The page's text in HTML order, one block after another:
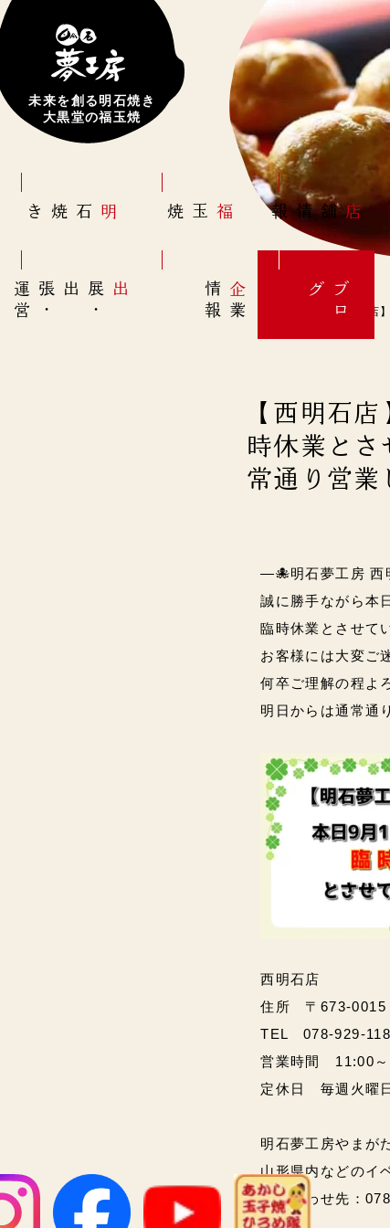
未来を創る明石焼き
大黒堂の福玉焼
明石焼き 福玉焼 店舗情報
出展
・
出張
・
運
営
企
業
情
報
ブ
ロ
グ
【西明石
【西明石
時休業と
常通り営業
―🐙明石夢工房 西
誠に勝手ながら本
臨時休業とさせて
お客様には大変ご
何卒ご理解の程よ
明日からは通常通
西明石店
住所 〒673-0015
TEL 078-929-
営業時間 11:00
定休日 毎週火曜
明石夢工房やまが
山形県内などのイ
問い合わせ先：